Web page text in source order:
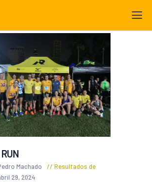
Machado
Resultados de
29, 2024